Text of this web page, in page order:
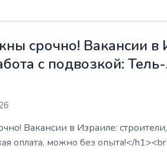
срочно! Вакансии
с подвозкой:
Вакансии в Израиле:
оплата, можно без опыта!</